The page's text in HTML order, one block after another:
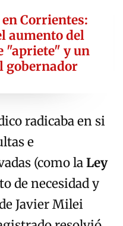
Corrientes:
aumento del
"apriete" y un
gobernador
radicaba en si
e
(como laLey
de necesidad y
Javier Milei